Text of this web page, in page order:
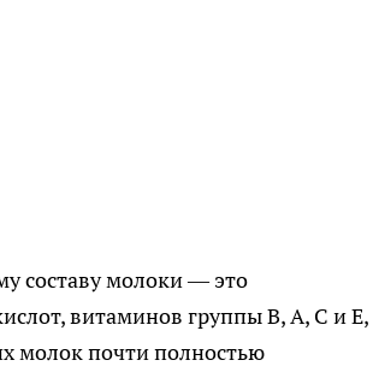
составу молоки — это
витаминов группы В, А, С и Е,
молок почти полностью